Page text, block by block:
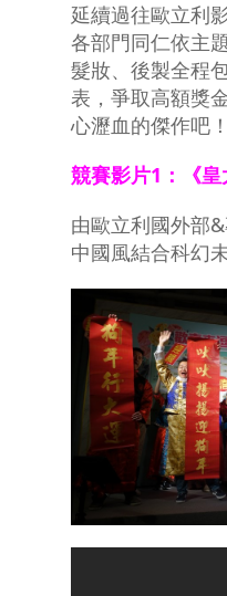
延續過往歐立利
各部門同仁依主
髮妝、後製全程
表，爭取高額獎
心瀝血的傑作吧！
競賽影片1：《皇
由歐立利國外部
中國風結合科幻